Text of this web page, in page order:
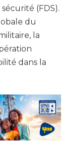
(FDS).
du
la
dans la